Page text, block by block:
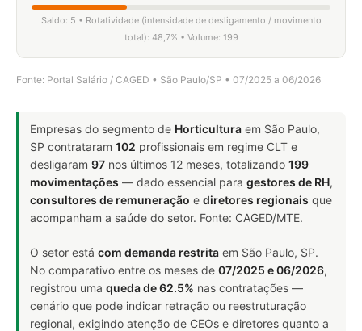
Saldo: 5 • Rotatividade (intensidade de desligamento / movimento
total): 48,7% • Volume: 199
Fonte: Portal Salário / CAGED • São Paulo/SP • 07/2025 a 06/2026
Empresas do segmento de Horticultura em São Paulo,
SP contrataram 102 profissionais em regime CLT e
desligaram 97 nos últimos 12 meses, totalizando 199
movimentações — dado essencial para gestores de RH,
consultores de remuneração e diretores regionais que
acompanham a saúde do setor. Fonte: CAGED/MTE.
O setor está com demanda restrita em São Paulo, SP.
No comparativo entre os meses de 07/2025 e 06/2026,
registrou uma queda de 62.5% nas contratações —
cenário que pode indicar retração ou reestruturação
regional, exigindo atenção de CEOs e diretores quanto a